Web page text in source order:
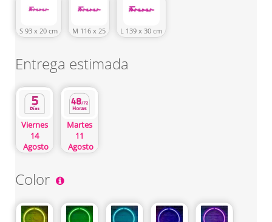
S 93 x 20 cm M 116 x 25 L 139 x 30 cm
Entrega estimada
Viernes
14
Agosto
Martes
11
Agosto
Color